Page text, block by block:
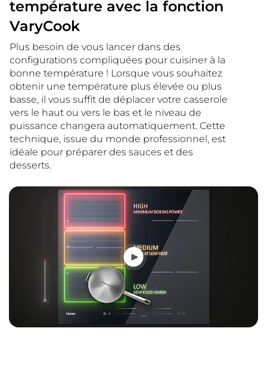
température avec la fonction
VaryCook
Plus besoin de vous lancer dans des
configurations compliquées pour cuisiner à la
bonne température ! Lorsque vous souhaitez
obtenir une température plus élevée ou plus
basse, il vous suffit de déplacer votre casserole
vers le haut ou vers le bas et le niveau de
puissance changera automatiquement. Cette
technique, issue du monde professionnel, est
idéale pour préparer des sauces et des
desserts.